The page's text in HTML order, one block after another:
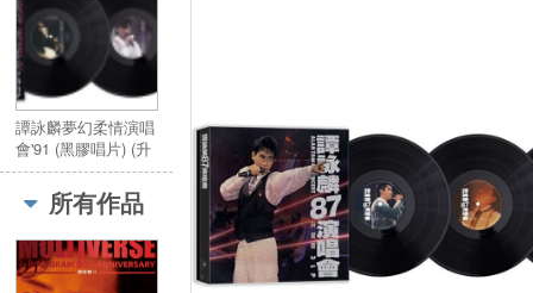
譚詠麟夢幻柔情演唱
會'91 (黑膠唱片) (升
級版3LP)
所有作品